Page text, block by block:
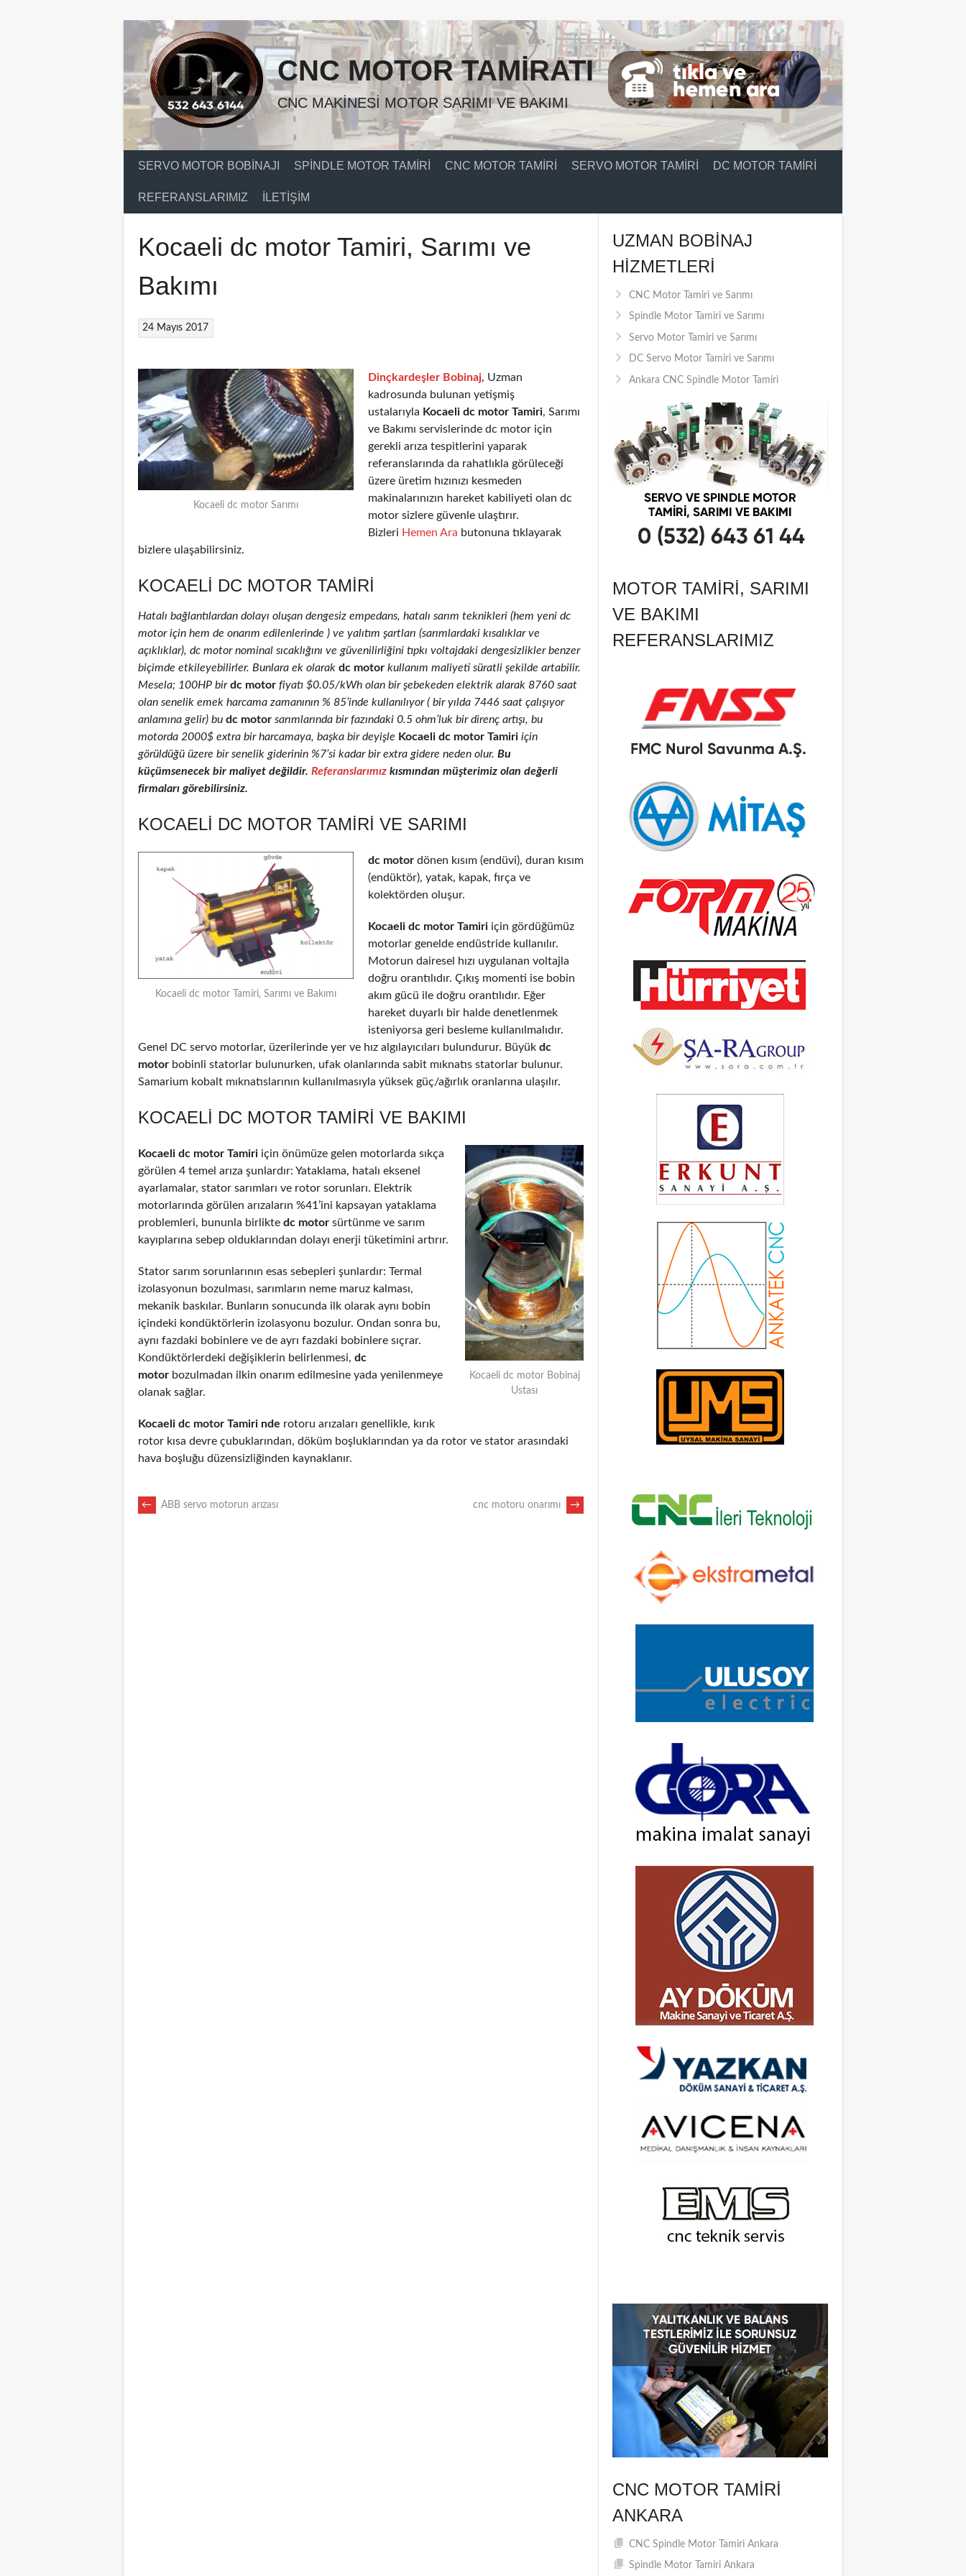
CNC MOTOR TAMIRATI
CNC MAKINESI MOTOR SARIMI VE BAKIMI
SERVO MOTOR BOBINAJI SPINDLE MOTOR TAMIRI CNC MOTOR TAMIRI SERVO MOTOR TAMIRI DC MOTOR TAMIRI
REFERANSLARIMIZ İLETIŞIM
Kocaeli dc motor Tamiri, Sarımı ve
Bakımı
24 Mayıs 2017
Kocaeli dc motor Sarımı
Dinçkardeşler Bobinaj, Uzman
kadrosunda bulunan yetişmiş
ustalarıyla Kocaeli dc motor Tamiri, Sarımı
ve Bakımı servislerinde dc motor için
gerekli arıza tespitlerini yaparak
referanslarında da rahatlıkla görüleceği
üzere üretim hızınızı kesmeden
makinalarınızın hareket kabiliyeti olan dc
motor sizlere güvenle ulaştırır.
Bizleri Hemen Ara butonuna tıklayarak
bizlere ulaşabilirsiniz.
KOCAELI DC MOTOR TAMIRI
Hatalı bağlantılardan dolayı oluşan dengesiz empedans, hatalı sarım teknikleri (hem yeni dc
motor için hem de onarım edilenlerinde ) ve yalıtım şartları (sarımlardaki kısalıklar ve
açıklıklar), dc motor nominal sıcaklığını ve güvenilirliğini tıpkı voltajdaki dengesizlikler benzer
biçimde etkileyebilirler. Bunlara ek olarak dc motor kullanım maliyeti süratli şekilde artabilir.
Mesela; 100HP birdc motor fiyatı $0.05/kWh olan bir şebekeden elektrik alarak 8760 saat
olan senelik emek harcama zamanının % 85’inde kullanılıyor ( bir yılda 7446 saat çalışıyor
anlamına gelir) bu dc motor sarımlarında bir fazındaki 0.5 ohm’luk bir direnç artışı, bu
motorda 2000$ extra bir harcamaya, başka bir deyişle Kocaeli dc motor Tamiri için
görüldüğü üzere bir senelik giderinin %7’si kadar bir extra gidere neden olur. Bu
küçümsenecek bir maliyet değildir. Referanslarımız kısmından müşterimiz olan değerli
firmaları görebilirsiniz.
KOCAELI DC MOTOR TAMIRI VE SARIMI
Kocaeli dc motor Tamiri, Sarımı ve Bakımı
dc motor dönen kısım (endüvi), duran kısım
(endüktör), yatak, kapak, fırça ve
kolektörden oluşur.
Kocaeli dc motor Tamiri için gördüğümüz
motorlar genelde endüstride kullanılır.
Motorun dairesel hızı uygulanan voltajla
doğru orantılıdır. Çıkış momenti ise bobin
akım gücü ile doğru orantılıdır. Eğer
hareket duyarlı bir halde denetlenmek
isteniyorsa geri besleme kullanılmalıdır.
Genel DC servo motorlar, üzerilerinde yer ve hız algılayıcıları bulundurur. Büyük dc
motor bobinli statorlar bulunurken, ufak olanlarında sabit mıknatıs statorlar bulunur.
Samarium kobalt mıknatıslarının kullanılmasıyla yüksek güç/ağırlık oranlarına ulaşılır.
KOCAELI DC MOTOR TAMIRI VE BAKIMI
Kocaeli dc motor Bobinaj
Ustası
Kocaeli dc motor Tamiri için önümüze gelen motorlarda sıkça
görülen 4 temel arıza şunlardır: Yataklama, hatalı eksenel
ayarlamalar, stator sarımları ve rotor sorunları. Elektrik
motorlarında görülen arızaların %41’ini kapsayan yataklama
problemleri, bununla birlikte dc motor sürtünme ve sarım
kayıplarına sebep olduklarından dolayı enerji tüketimini artırır.
Stator sarım sorunlarının esas sebepleri şunlardır: Termal
izolasyonun bozulması, sarımların neme maruz kalması,
mekanik baskılar. Bunların sonucunda ilk olarak aynı bobin
içindeki kondüktörlerin izolasyonu bozulur. Ondan sonra bu,
aynı fazdaki bobinlere ve de ayrı fazdaki bobinlere sıçrar.
Kondüktörlerdeki değişiklerin belirlenmesi, dc
motor bozulmadan ilkin onarım edilmesine yada yenilenmeye
olanak sağlar.
Kocaeli dc motor Tamiri nde rotoru arızaları genellikle, kırık
rotor kısa devre çubuklarından, döküm boşluklarından ya da rotor ve stator arasındaki
hava boşluğu düzensizliğinden kaynaklanır.
POST
← ABB servo motorun arızası cnc motoru onarımı →
UZMAN BOBINAJ
HIZMETLERI
CNC Motor Tamiri ve Sarımı
Spindle Motor Tamiri ve Sarımı
Servo Motor Tamiri ve Sarımı
DC Servo Motor Tamiri ve Sarımı
Ankara CNC Spindle Motor Tamiri
MOTOR TAMIRI, SARIMI
VE BAKIMI
REFERANSLARIMIZ
CNC MOTOR TAMIRI
ANKARA
CNC Spindle Motor Tamiri Ankara
Spindle Motor Tamiri Ankara